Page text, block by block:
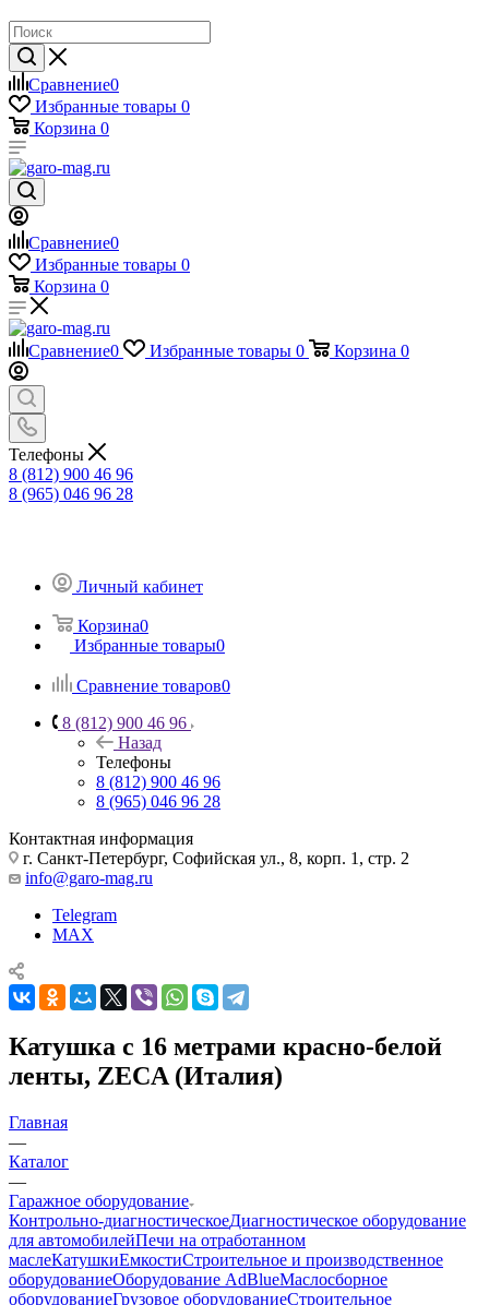
Сравнение0
Избранные товары 0
Корзина 0
Сравнение0
Избранные товары 0
Корзина 0
Сравнение0 Избранные товары 0 Корзина 0
Телефоны
8 (812) 900 46 96
8 (965) 046 96 28
Личный кабинет
Корзина0
Избранные товары0
Сравнение товаров0
8 (812) 900 46 96
Назад
Телефоны
8 (812) 900 46 96
8 (965) 046 96 28
Контактная информация
г. Санкт-Петербург, Софийская ул., 8, корп. 1, стр. 2
info@garo-mag.ru
Telegram
MAX
Катушка c 16 метрами красно-белой
ленты, ZECA (Италия)
Главная
—
Каталог
—
Гаражное оборудование
Контрольно-диагностическоеДиагностическое оборудование
для автомобилейПечи на отработанном
маслеКатушкиЕмкостиСтроительное и производственное
оборудованиеОборудование AdBlueМаслосборное
оборудованиеГрузовое оборудованиеСтроительное